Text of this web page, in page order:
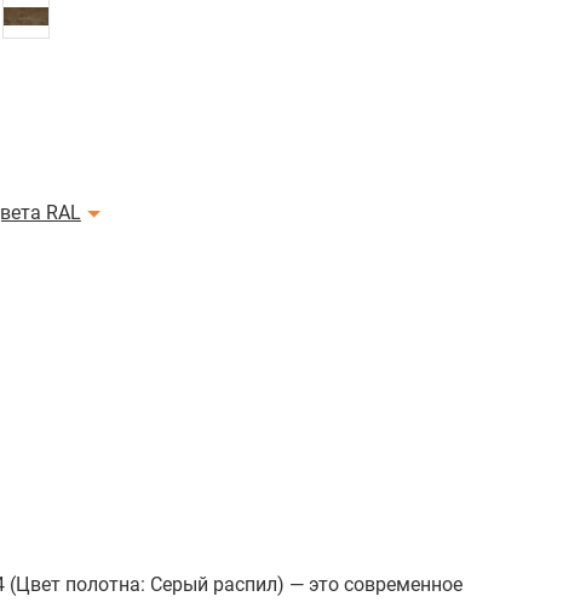
RAL
полотна: Серый распил) — это современное